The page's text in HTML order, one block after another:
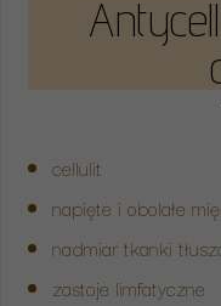
cellulit
napięte i obolałe
nadmiar tkanki
zastoje limfatyczne